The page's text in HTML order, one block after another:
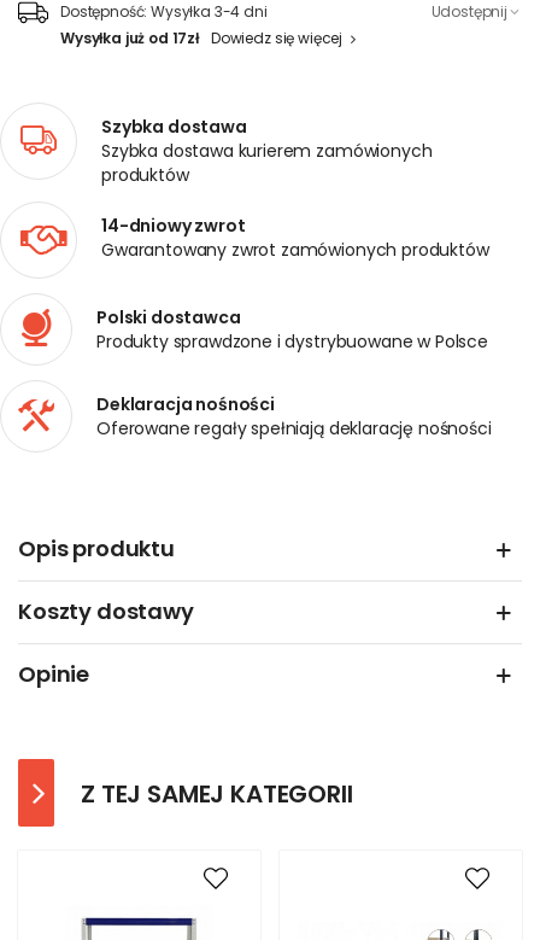
Dostępność: Wysyłka 3-4 dni
Wysyłka już od 17zł Dowiedz się więcej
Udostępnij
Szybka dostawa
Szybka dostawa kurierem zamówionych
produktów
14-dniowy zwrot
Gwarantowany zwrot zamówionych produktów
Polski dostawca
Produkty sprawdzone i dystrybuowane w Polsce
Deklaracja nośności
Oferowane regały spełniają deklarację nośności
Opis produktu
Koszty dostawy
Opinie
Z TEJ SAMEJ KATEGORII